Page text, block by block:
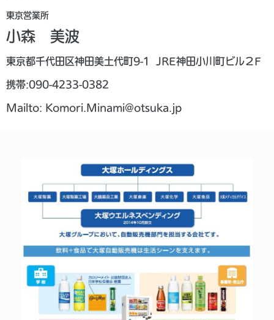
東京営業所
小森 美波
東京都千代田区神田美土代町9-1 JRE神田小川町ビル２F
携帯:090-4233-0382
Mailto: Komori.Minami@otsuka.jp